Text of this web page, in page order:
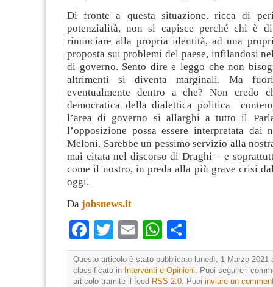
Di fronte a questa situazione, ricca di
potenzialità, non si capisce perché chi è
rinunciare alla propria identità, ad una
proposta sui problemi del paese, infilandosi
di governo. Sento dire e leggo che non
altrimenti si diventa marginali. Ma
eventualmente dentro a che? Non credo
democratica della dialettica politica
l’area di governo si allarghi a tutto il
l’opposizione possa essere interpretata dai
Meloni. Sarebbe un pessimo servizio alla
mai citata nel discorso di Draghi – e
come il nostro, in preda alla più grave crisi
oggi.
Da jobsnews.it
Facebook
TwitterEmailWhatsApp
Questo articolo è stato pubblicato lunedì, 1 Marzo 2021
classificato in Interventi e Opinioni. Puoi seguire i
articolo tramite il feed RSS 2.0. Puoi inviare un